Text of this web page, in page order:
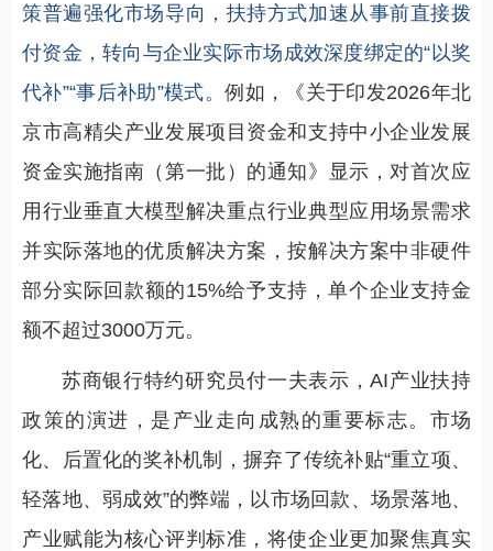
策普遍强化市场导向，扶持方式加速从事前直接拨
付资金，转向与企业实际市场成效深度绑定的“以奖
代补”“事后补助”模式。例如，《关于印发2026年北
京市高精尖产业发展项目资金和支持中小企业发展
资金实施指南（第一批）的通知》显示，对首次应
用行业垂直大模型解决重点行业典型应用场景需求
并实际落地的优质解决方案，按解决方案中非硬件
部分实际回款额的15%给予支持，单个企业支持金
额不超过3000万元。
苏商银行特约研究员付一夫表示，AI产业扶持
政策的演进，是产业走向成熟的重要标志。市场
化、后置化的奖补机制，摒弃了传统补贴“重立项、
轻落地、弱成效”的弊端，以市场回款、场景落地、
产业赋能为核心评判标准，将使企业更加聚焦真实